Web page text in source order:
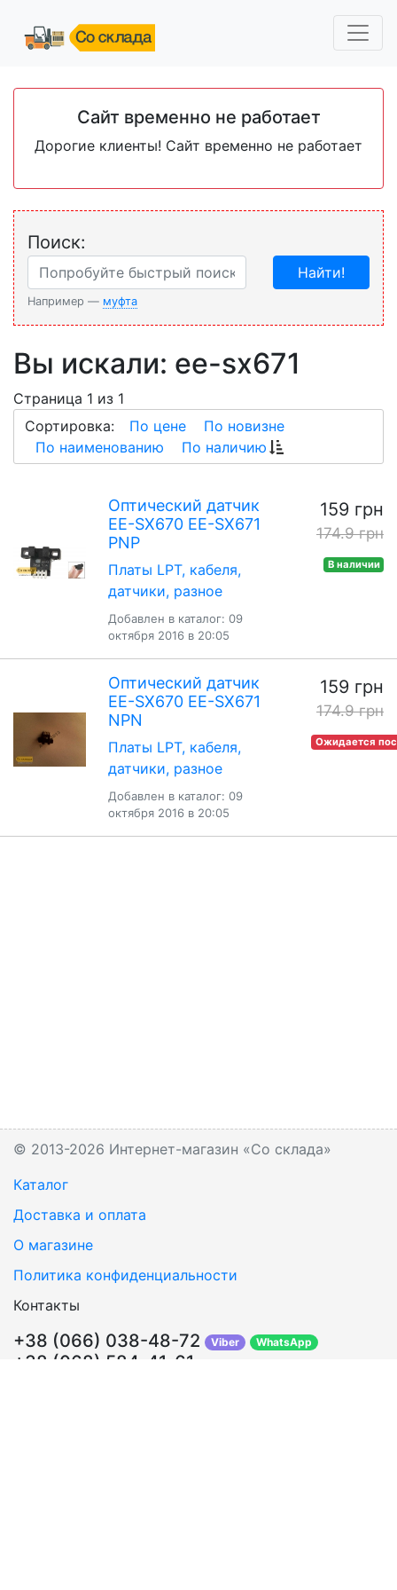
Сайт временно не работает
Дорогие клиенты! Сайт временно не работает
Поиск:
Например — муфта
Найти!
Вы искали: ee-sx671
Страница 1 из 1
Сортировка:
По цене
По новизне
По наименованию
По наличию
Оптический датчик
EE-SX670 EE-SX671
PNP
Платы LPT, кабеля,
датчики, разное
Добавлен в каталог: 09
октября 2016 в 20:05
159 грн
174.9 грн
В наличии
Оптический датчик
EE-SX670 EE-SX671
NPN
Платы LPT, кабеля,
датчики, разное
Добавлен в каталог: 09
октября 2016 в 20:05
159 грн
174.9 грн
Ожидается
© 2013-2026 Интернет-магазин «Со склада»
Каталог
Доставка и оплата
О магазине
Политика конфиденциальности
Контакты
+38 (066) 038-48-72 Viber WhatsApp
+38 (068) 584-41-61